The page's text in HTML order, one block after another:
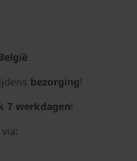
bezorging!
7 werkdagen!